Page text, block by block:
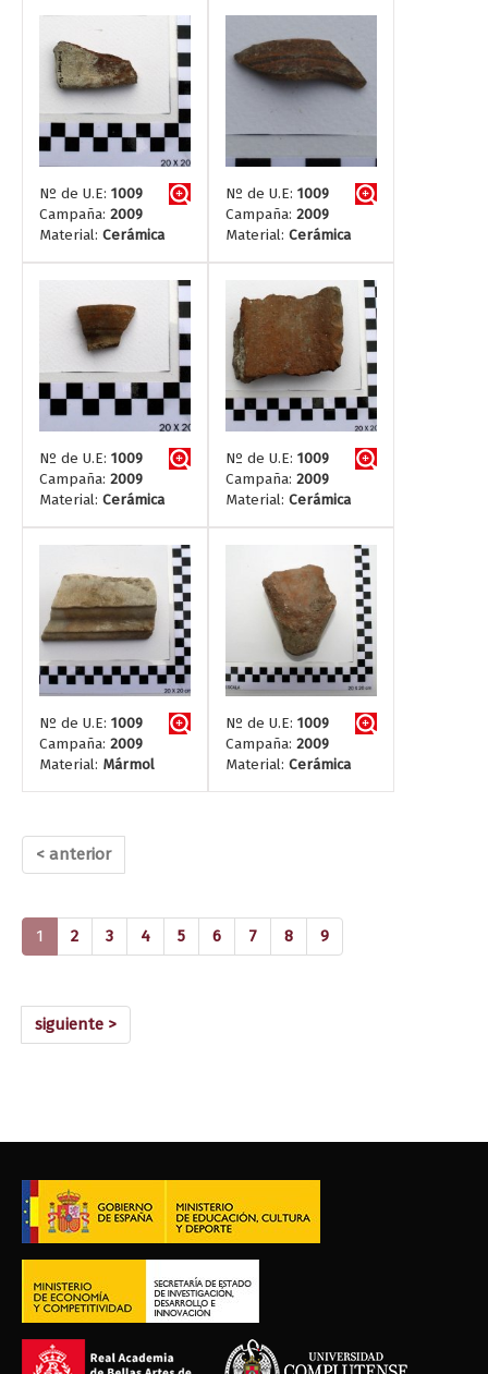
Nº de U.E: 1009
Campaña: 2009
Material: Cerámica
Nº de U.E: 1009
Campaña: 2009
Material: Cerámica
Nº de U.E: 1009
Campaña: 2009
Material: Cerámica
Nº de U.E: 1009
Campaña: 2009
Material: Cerámica
Nº de U.E: 1009
Campaña: 2009
Material: Mármol
Nº de U.E: 1009
Campaña: 2009
Material: Cerámica
< anterior
1 (current)
2 3 4 5 6 7 8 9
siguiente >